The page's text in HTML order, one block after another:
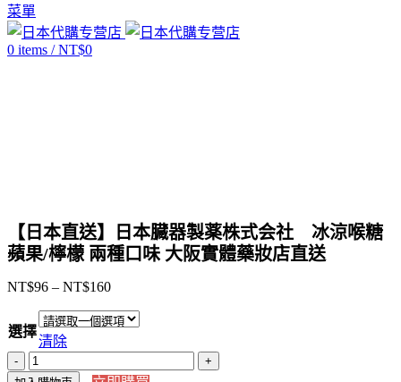
菜單
0 items / NT$0
【日本直送】日本臓器製薬株式会社 冰涼喉糖
蘋果/檸檬 兩種口味 大阪實體藥妝店直送
NT$96 – NT$160價
格
圍：
NT$96
選擇
清除
【日